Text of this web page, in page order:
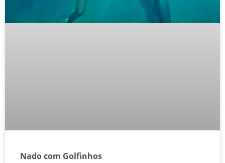
Nado com Golfinhos